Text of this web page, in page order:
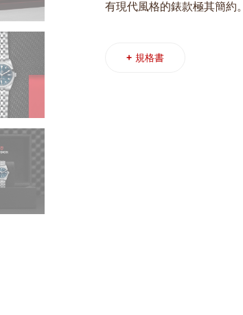
有現代風格的錶款極其簡約。
+ 規格書